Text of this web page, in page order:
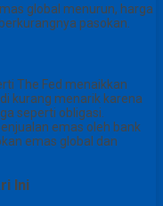
global menurun, harga
pasokan.
The Fed menaikkan
kurang menarik karena
seperti obligasi.
emas oleh bank
emas global dan
Ini